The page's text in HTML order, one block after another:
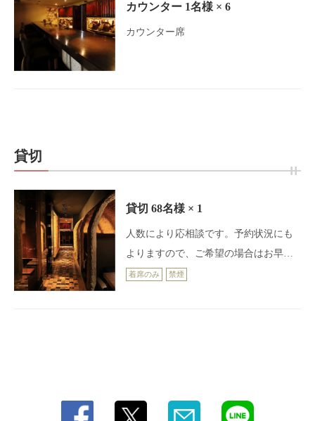
カウンター 1名様 × 6
カウンター席
貸切
貸切 68名様 × 1
人数により応相談です。予約状況にも
よりますので、ご希望の場合はお早め
にお問い合わせください
着席のみ 禁煙